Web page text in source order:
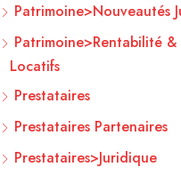
Patrimoine>Nouveautés
Patrimoine>Rentabilité &
Locatifs
Prestataires
Prestataires Partenaires
Prestataires>Juridique